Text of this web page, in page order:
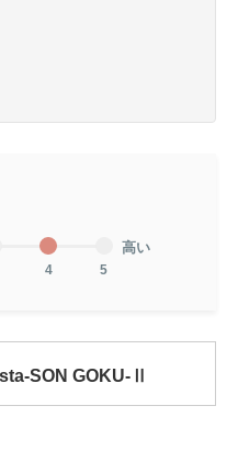
4 5
高い
SON GOKU-Ⅱ